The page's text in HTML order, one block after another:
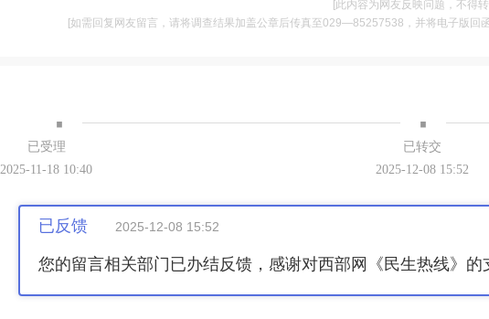
[此内容为网友反映问题，不得
[如需回复网友留言，请将调查结果加盖公章后传真至029—85257538，并将电子版
· ·
已受理
2025-11-18 10:40
已转交
2025-12-08 15:52
已反馈 2025-12-08 15:52
您的留言相关部门已办结反馈，感谢对西部网《民生热线》的